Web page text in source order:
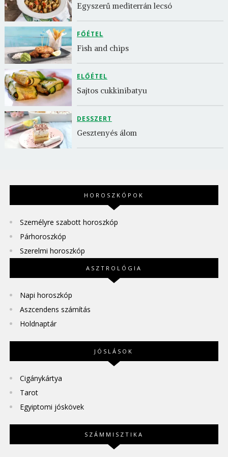
Egyszerű mediterrán lecsó
FŐÉTEL
Fish and chips
ELŐÉTEL
Sajtos cukkinibatyu
DESSZERT
Gesztenyés álom
HOROSZKÓPOK
Személyre szabott horoszkóp
Párhoroszkóp
Szerelmi horoszkóp
ASZTROLÓGIA
Napi horoszkóp
Aszcendens számítás
Holdnaptár
JÓSLÁSOK
Cigánykártya
Tarot
Egyiptomi jóskövek
SZÁMMISZTIKA